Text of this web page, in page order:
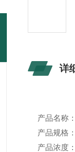
详
产品名称
产品规格
产品浓度